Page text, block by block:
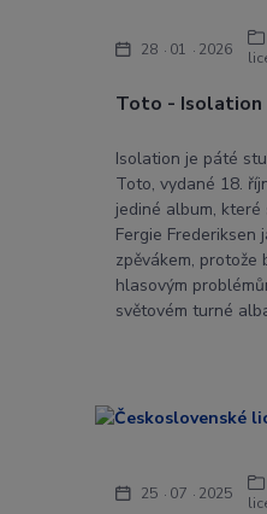
Toto - Isolation
28 01 2026
Isolation je páté
Toto, vydané 18.
jediné album,
Fergie Frederiksen
zpěvákem, protože
hlasovým
světovém turné
25 07 2025